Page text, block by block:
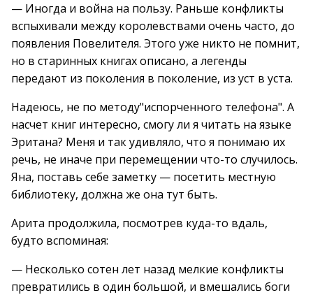
— Иногда и война на пользу. Раньше конфликты
вспыхивали между королевствами очень часто, до
появления Повелителя. Этого уже никто не помнит,
но в старинных книгах описано, а легенды
передают из поколения в поколение, из уст в уста.
Надеюсь, не по методу"испорченного телефона". А
насчет книг интересно, смогу ли я читать на языке
Эритана? Меня и так удивляло, что я понимаю их
речь, не иначе при перемещении что-то случилось.
Яна, поставь себе заметку — посетить местную
библиотеку, должна же она тут быть.
Арита продолжила, посмотрев куда-то вдаль,
будто вспоминая:
— Несколько сотен лет назад мелкие конфликты
превратились в один большой, и вмешались боги